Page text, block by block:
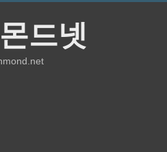
드넷